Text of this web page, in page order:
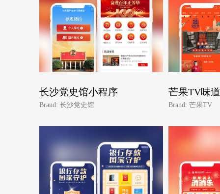
长沙党史馆小程序
Brand: 长沙党史馆
芒果TV味
Brand: 芒果TV